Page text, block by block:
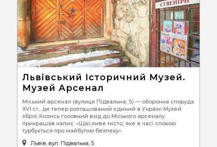
Львівський Історичний Музей.
Музей Арсенал
Міський арсенал (вулиця Підвальна, 5) — оборонна споруда
XVI ст., де тепер розташований єдиний в Україні Музей
зброї. Колись головний вхід до Міського арсеналу
прикрашав напис: «Щасливе місто, яке в часі спокою
турбується про майбутню безпеку».
Львів, вул. Підвальна, 5